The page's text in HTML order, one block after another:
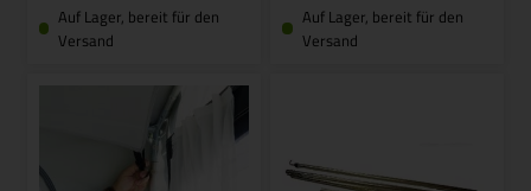
Auf Lager, bereit für den
Versand
Auf Lager, bereit für den
Versand